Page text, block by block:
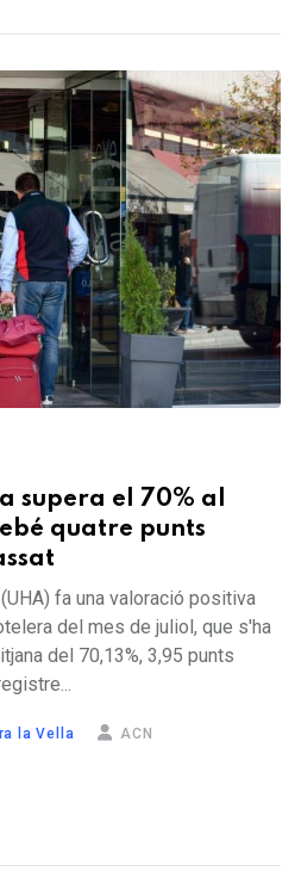
supera el 70% al
quatre punts
fa una valoració positiva
del mes de juliol, que s'ha
del 70,13%, 3,95 punts
la Vella ACN